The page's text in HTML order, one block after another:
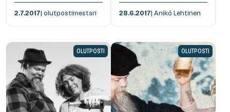
2.7.2017| olutpostimestari 28.6.2017| Anikó Lehtinen
OLUTPOSTI OLUTPOSTI